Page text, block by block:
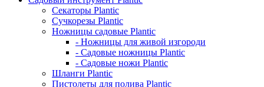
Секаторы Plantic
Сучкорезы Plantic
Ножницы садовые Plantic
- Ножницы для живой изгороди
- Садовые ножницы Plantic
- Садовые ножи Plantic
Шланги Plantic
Пистолеты для полива Plantic